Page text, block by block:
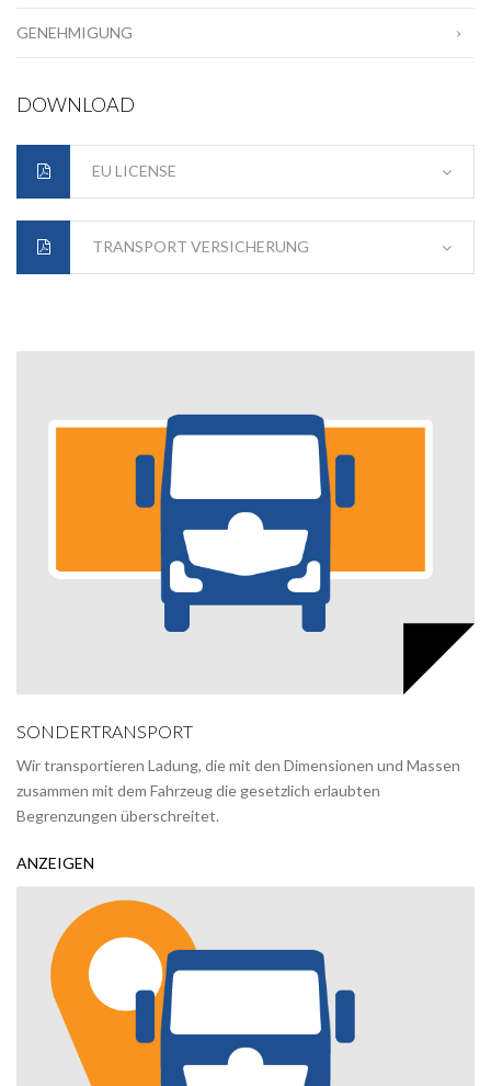
GENEHMIGUNG
DOWNLOAD
EU LICENSE
TRANSPORT VERSICHERUNG
SONDERTRANSPORT
Wir transportieren Ladung, die mit den Dimensionen und Massen
zusammen mit dem Fahrzeug die gesetzlich erlaubten
Begrenzungen überschreitet.
ANZEIGEN